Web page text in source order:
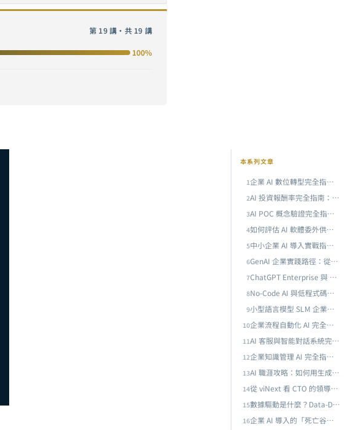
實戰策略
重塑企業營運效率
全通路智慧客服
解鎖組織隱性知識
與雙向槓桿策略
工程團隊
框架
第 19 講・共 19 講
100%
本系列文章
1 企業 AI 數位轉型完全指南：從策略規劃到落地執行的六步框架
2 AI 投資報酬率完全指南：從成本模型到價值量化，企業 AI 專案的 ROI 計算與商業論證方法
3 AI POC 概念驗證完全指南：從假設驗證到規模化的實戰方法論
4 如何評估 AI 軟體委外供應商？企業技術長的完整選型清單
5 中小企業 AI 導入實戰指南：從零預算到百萬級部署，10 人團隊也能落地的 AI 策略
6 GenAI 企業實踐路徑：從概念驗證到規模化部署的五個關鍵階段
7 ChatGPT Enterprise 與 AI 助理企業導入完全指南：從工具選型到規模化部署的實戰框架
8 No-Code AI 與低程式碼平台完全指南：不寫程式也能落地的企業 AI 開發路徑
9 小型語言模型 SLM 企業部署完全指南：Phi-4、Gemma 3 到邊緣推論的實戰策略
10 企業流程自動化 AI 完全指南：從 RPA 到智能流程自動化（IPA），用 AI 重塑企業營運效率
11 AI 客服與智能對話系統完全指南：從規則引擎到 LLM 驅動，打造 24/7 全通路智慧客服
12 企業知識管理 AI 完全指南：從文件搜尋到智能知識庫，用 RAG 與 LLM 解鎖組織隱性知識
13 AI 職涯攻略：如何用生成式 AI 打造不可替代的專業優勢——先行者紅利與雙向槓桿策略
14 從 viNext 看 CTO 的領導新範式：當一個人、1,100 美元、一週取代整個工程團隊
15 數據驅動是什麼？Data-Driven 決策完全指南：從概念到企業實踐的 DIKW 框架
16 企業 AI 導入的「死亡谷」——為什麼 95% 的 AI 試點無法產生 ROI，以及成功者做對了什麼